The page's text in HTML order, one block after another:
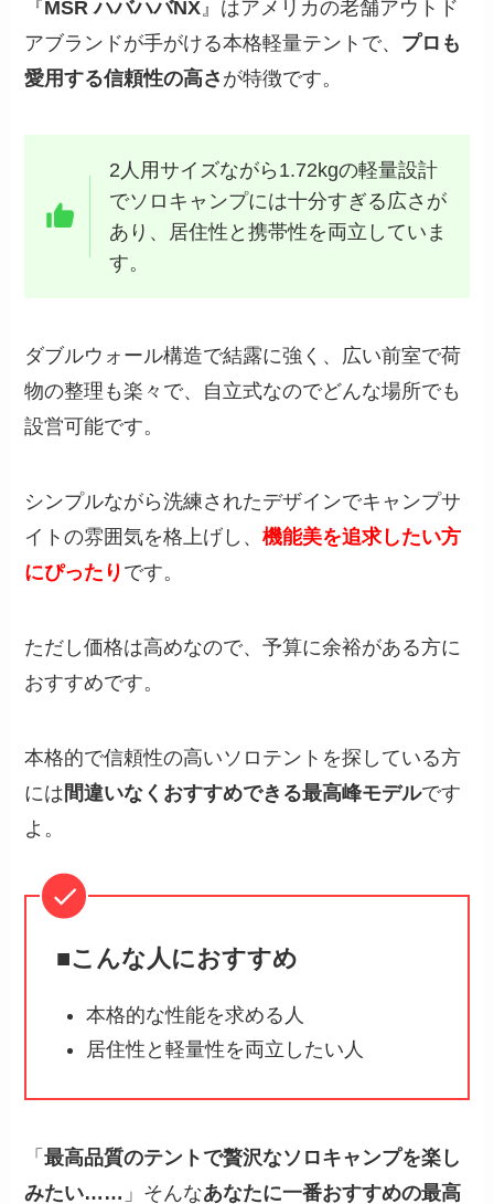
『MSR ハバハバNX 』はアメリカの老舗アウトド
アブランドが手がける本格軽量テントで、 プロも
愛用する信頼性の高さ が特徴です。
2人用サイズながら1.72kgの軽量設計
でソロキャンプには十分すぎる広さが
あり、居住性と携帯性を両立していま
す。
ダブルウォール構造で結露に強く、広い前室で荷
物の整理も楽々で、自立式なのでどんな場所でも
設営可能です。
シンプルながら洗練されたデザインでキャンプサ
イトの雰囲気を格上げし、機能美を追求したい方
にぴったり です。
ただし価格は高めなので、予算に余裕がある方に
おすすめです。
本格的で信頼性の高いソロテントを探している方
には 間違いなくおすすめできる最高峰モデルです
よ。
■こんな人におすすめ
本格的な性能を求める人
居住性と軽量性を両立したい人
「最高品質のテントで贅沢なソロキャンプを楽し
みたい…… 」そんなあなたに一番おすすめの最高